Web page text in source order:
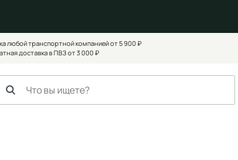
любой транспортной компанией от 5 900 ₽
доставка в ПВЗ от 3 000 ₽